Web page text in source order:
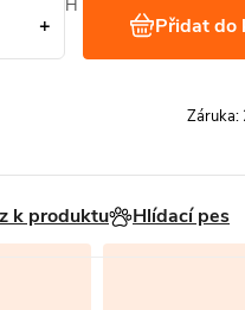
bez DPH
/ 1 ks Přidat do
Záruka:
k produktu Hlídací pes